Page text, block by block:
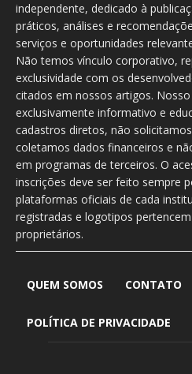
independente, dedicado à
práticos, análises e
serviços e oportunidades
Não temos vínculo corporativo,
exclusividade com os
citados em nossos artigos.
exclusivamente informativo e
cadastros diretos, não
coletamos dados financeiros e
em programas de terceiros. O
inscrições deve ser feito sempre
plataformas oficiais de cada
registradas e logotipos
proprietários.
QUEM SOMOS CONTATO
POLÍTICA DE PRIVACIDADE